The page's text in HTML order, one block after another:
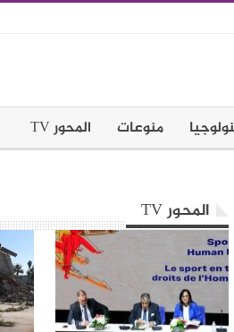
منوعات المحور TV
المحور TV